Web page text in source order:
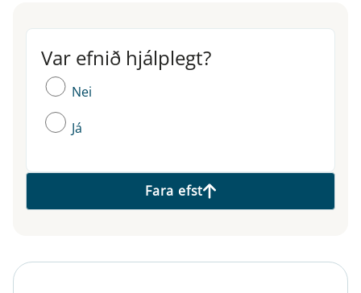
Var efnið hjálplegt?
Var efnið hjálplegt?
Nei
Já
Fara efst